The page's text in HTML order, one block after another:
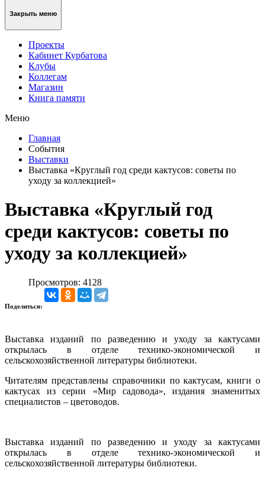
Закрыть меню
Проекты
Кабинет Курбатова
Клубы
Коллегам
Магазин
Книга памяти
Меню
Главная
События
Выставки
Выставка «Круглый год среди кактусов: советы по
уходу за коллекцией»
Выставка «Круглый год
среди кактусов: советы по
уходу за коллекцией»
Просмотров: 4128
Поделиться:
Выставка изданий по разведению и уходу за кактусами
открылась в отделе технико-экономической и
сельскохозяйственной литературы библиотеки.
Читателям представлены справочники по кактусам, книги о
кактусах из серии «Мир садовода», издания знаменитых
специалистов – цветоводов.
Выставка изданий по разведению и уходу за кактусами
открылась в отделе технико-экономической и
сельскохозяйственной литературы библиотеки.